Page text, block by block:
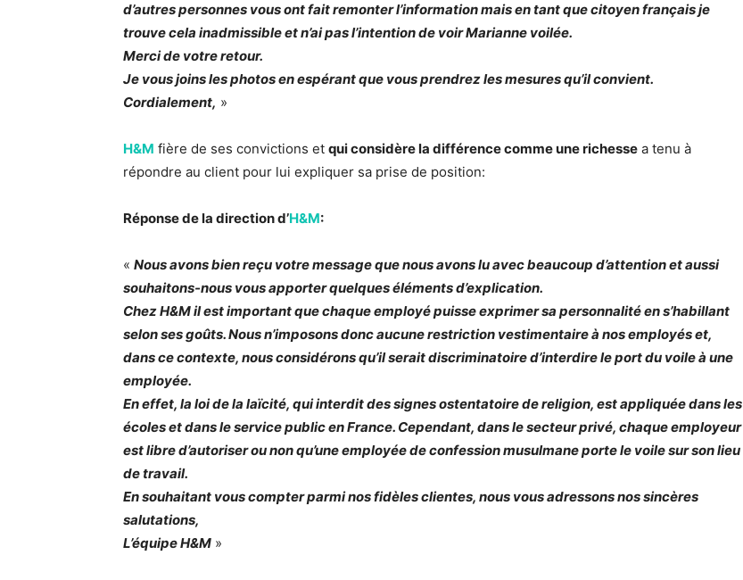
d’autres personnes vous ont fait remonter l’information mais en tant que citoyen français je
trouve cela inadmissible et n’ai pas l’intention de voir Marianne voilée.
Merci de votre retour.
Je vous joins les photos en espérant que vous prendrez les mesures qu’il convient.
Cordialement, »
H&M fière de ses convictions et qui considère la différence comme une richesse a tenu à
répondre au client pour lui expliquer sa prise de position:
Réponse de la direction d’H&M:
« Nous avons bien reçu votre message que nous avons lu avec beaucoup d’attention et aussi
souhaitons-nous vous apporter quelques éléments d’explication.
Chez H&M il est important que chaque employé puisse exprimer sa personnalité en s’habillant
selon ses goûts. Nous n’imposons donc aucune restriction vestimentaire à nos employés et,
dans ce contexte, nous considérons qu’il serait discriminatoire d’interdire le port du voile à une
employée.
En effet, la loi de la laïcité, qui interdit des signes ostentatoire de religion, est appliquée dans les
écoles et dans le service public en France. Cependant, dans le secteur privé, chaque employeur
est libre d’autoriser ou non qu’une employée de confession musulmane porte le voile sur son lieu
de travail.
En souhaitant vous compter parmi nos fidèles clientes, nous vous adressons nos sincères
salutations,
L’équipe H&M »